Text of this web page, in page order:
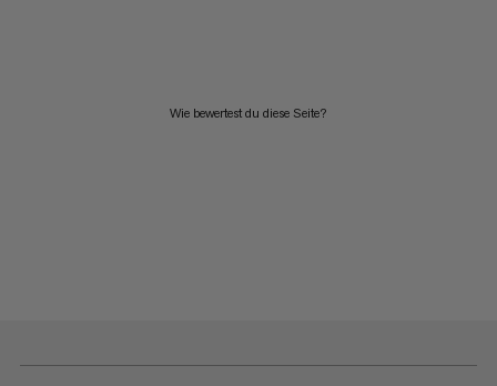
Wie bewertest du diese Seite?